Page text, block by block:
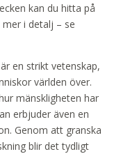
kan du hitta på
i detalj – se
en strikt vetenskap,
världen över.
mänskligheten har
erbjuder även en
Genom att granska
blir det tydligt